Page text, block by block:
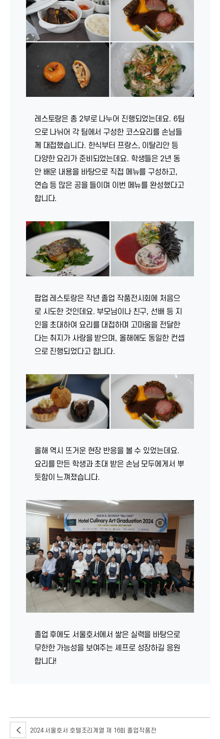
레스토랑은 총 2부로 나누어 진행되었는데요. 6팀
으로 나뉘어 각 팀에서 구성한 코스요리를 손님들
께 대접했습니다. 한식부터 프랑스, 이탈리안 등
다양한 요리가 준비되었는데요. 학생들은 2년 동
안 배운 내용을 바탕으로 직접 메뉴를 구성하고,
연습 등 많은 공을 들이며 이번 메뉴를 완성했다고
합니다.
팝업 레스토랑은 작년 졸업 작품전시회에 처음으
로 시도한 것인데요. 부모님이나 친구, 선배 등 지
인을 초대하여 요리를 대접하며 고마움을 전달한
다는 취지가 사랑을 받으며, 올해에도 동일한 컨셉
으로 진행되었다고 합니다.
올해 역시 뜨거운 현장 반응을 볼 수 있었는데요.
요리를 만든 학생과 초대 받은 손님 모두에게서 뿌
듯함이 느껴졌습니다.
졸업 후에도 서울호서에서 쌓은 실력을 바탕으로
무한한 가능성을 보여주는 셰프로 성장하길 응원
합니다!
2024 서울호서 호텔조리계열 제 16회 졸업작품전